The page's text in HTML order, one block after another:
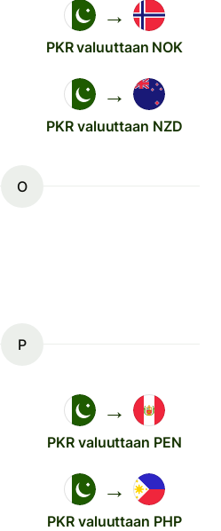
→
PKR valuuttaan NOK
→
PKR valuuttaan NZD
O
P
→
PKR valuuttaan PEN
→
PKR valuuttaan PHP